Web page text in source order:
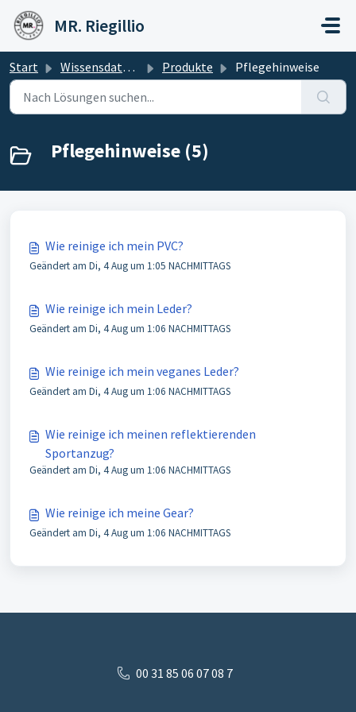
Zum hauptsächlichen Inhalt gehen
MR. Riegillio
Start Wissensdatenbank Produkte Pflegehinweise
Pflegehinweise (5)
Wie reinige ich mein PVC?
Geändert am Di, 4 Aug um 1:05 NACHMITTAGS
Wie reinige ich mein Leder?
Geändert am Di, 4 Aug um 1:06 NACHMITTAGS
Wie reinige ich mein veganes Leder?
Geändert am Di, 4 Aug um 1:06 NACHMITTAGS
Wie reinige ich meinen reflektierenden
Sportanzug?
Geändert am Di, 4 Aug um 1:06 NACHMITTAGS
Wie reinige ich meine Gear?
Geändert am Di, 4 Aug um 1:06 NACHMITTAGS
00 31 85 06 07 08 7